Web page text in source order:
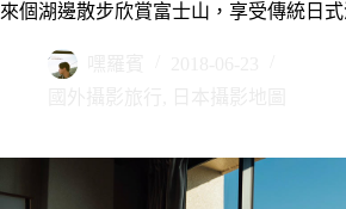
來個湖邊散步欣賞富士山，享受傳統日